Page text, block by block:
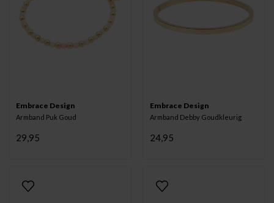
Embrace Design
Armband Puk Goud
29,95
Embrace Design
Armband Debby Goudkleurig
24,95